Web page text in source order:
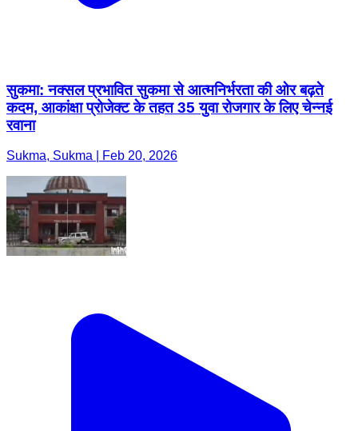
सुकमा: नक्सल प्रभावित सुकमा से आत्मनिर्भरता की ओर बढ़ते
कदम, आकांक्षा प्रोजेक्ट के तहत 35 युवा रोजगार के लिए चेन्नई
रवाना
Sukma, Sukma | Feb 20, 2026